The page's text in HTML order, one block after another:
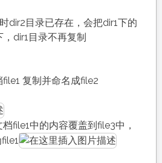
dir2目录已存在，会把dir1下的
dir1目录不再复制
复制并命名成file2
file1中的内容覆盖到file3中，